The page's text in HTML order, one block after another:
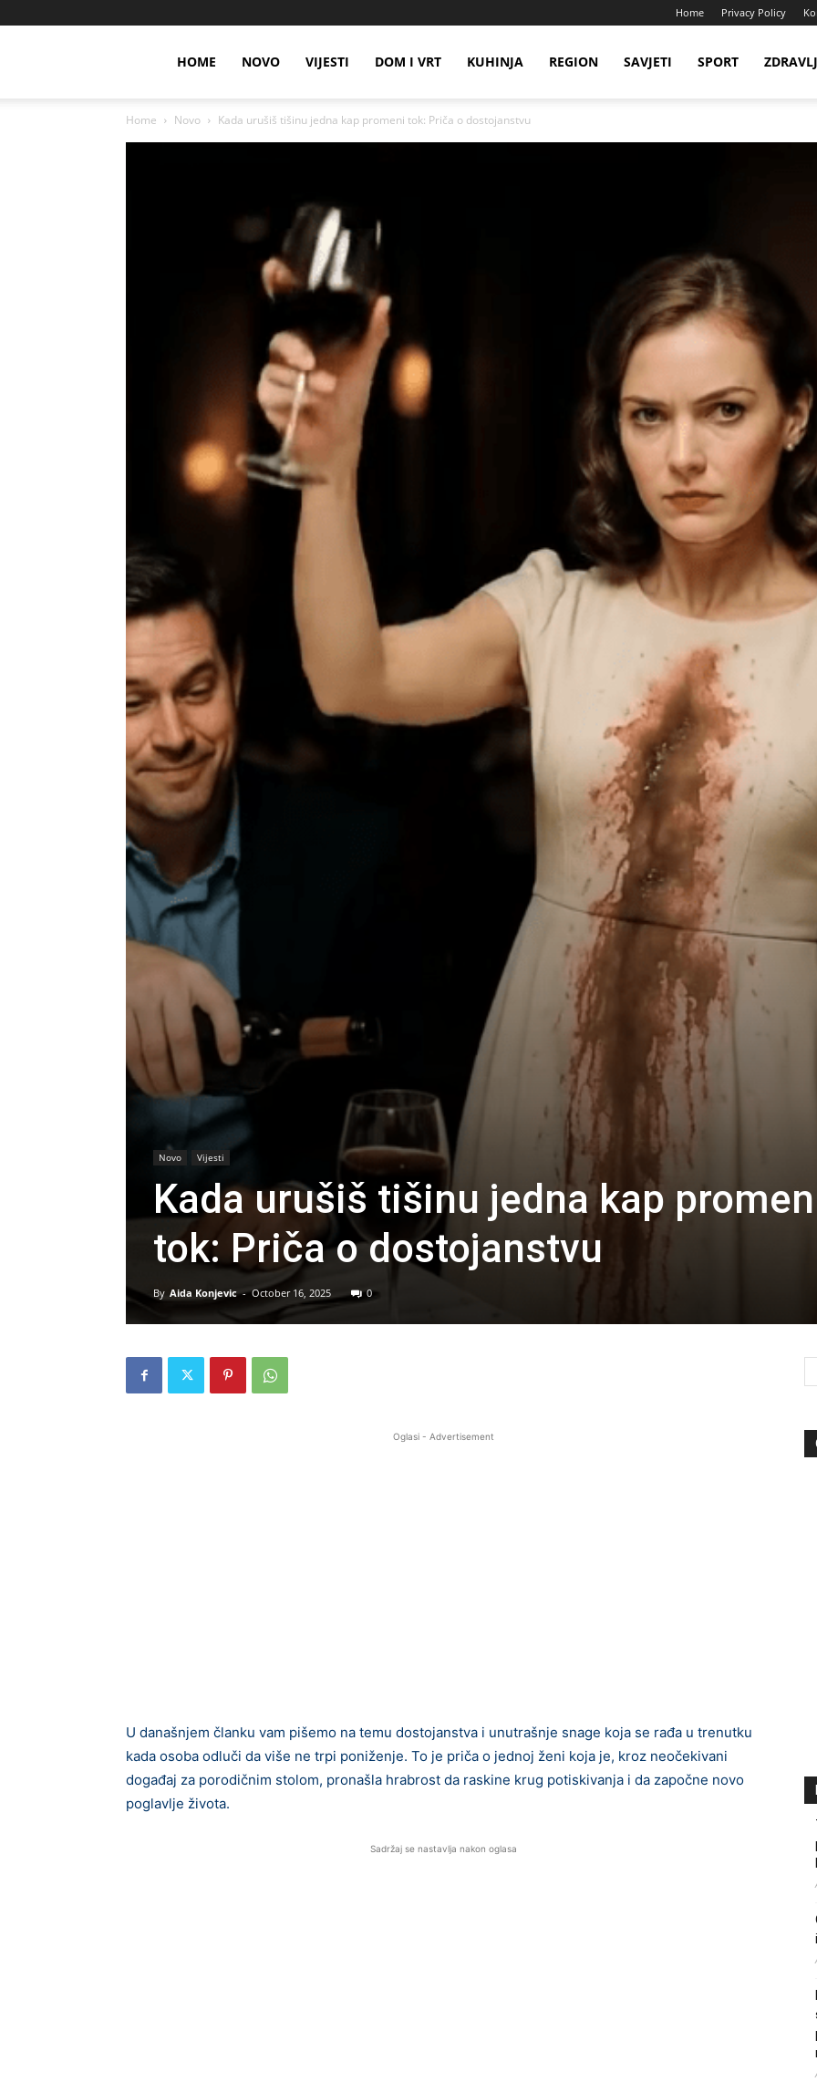
Home Privacy Policy
HOME NOVO VIJESTI DOM I VRT KUHINJA REGION SAVJETI SPORT
Home Novo Kada urušiš tišinu jedna kap promeni tok: Priča o dostojanstvu
Novo Vijesti
Kada urušiš tišinu jedna kap
tok: Priča o dostojanstvu
By Aida Konjevic - October 16, 2025 0
Oglasi - Advertisement
U današnjem članku vam pišemo na temu dostojanstva i unutrašnje snage koja se rađa u trenutku
kada osoba odluči da više ne trpi poniženje. To je priča o jednoj ženi koja je, kroz neočekivani
događaj za porodičnim stolom, pronašla hrabrost da raskine krug potiskivanja i da započne novo
poglavlje života.
Sadržaj se nastavlja nakon oglasa